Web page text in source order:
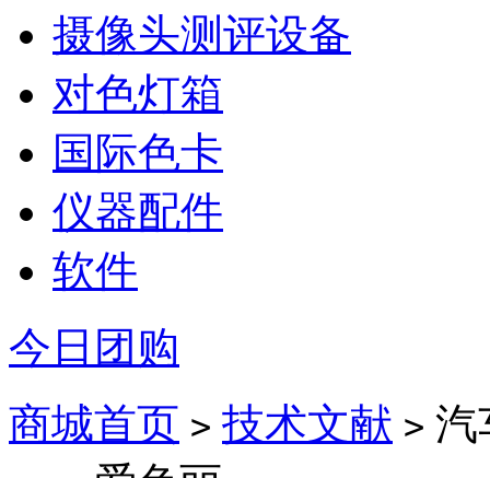
摄像头测评设备
对色灯箱
国际色卡
仪器配件
软件
今日团购
商城首页 > 技术文献 > 汽